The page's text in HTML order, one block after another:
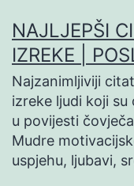
na
sadržaj
NAJLJEPŠI
IZREKE |
Najzanimljiviji
izreke ljudi koji su
u povijesti
Mudre
uspjehu, ljubavi,